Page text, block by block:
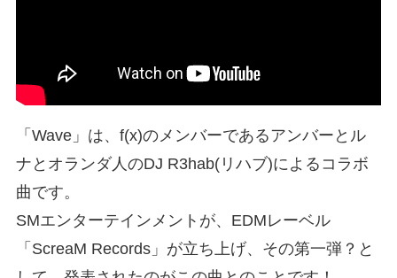
「Wave」は、f(x)のメンバーであるアンバーとル
ナとオランダ人のDJ R3hab(リハブ)によるコラボ
曲です。
SMエンターテインメントが、EDMレーベル
「ScreaM Records」が立ち上げ、その第一弾？と